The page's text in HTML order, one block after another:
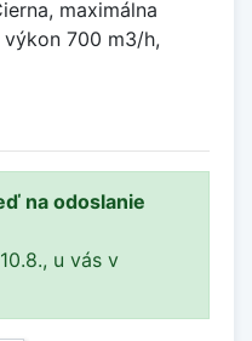
maximálna
700 m3/h,
na odoslanie
u vás v